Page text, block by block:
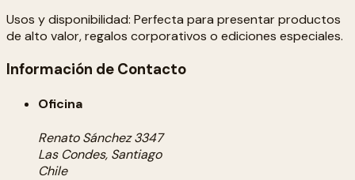
Usos y disponibilidad: Perfecta para presentar productos
de alto valor, regalos corporativos o ediciones especiales.
Información de Contacto
Oficina
Renato Sánchez 3347
Las Condes, Santiago
Chile